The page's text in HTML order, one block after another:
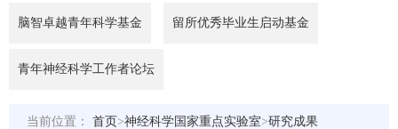
脑智卓越青年科学基金 留所优秀毕业生启动基金
青年神经科学工作者论坛
当前位置： 首页>神经科学国家重点实验室>研究成果